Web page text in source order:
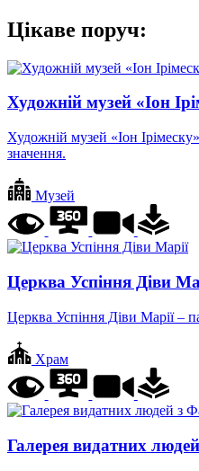
Цікаве поруч:
Художній музей «Іон
Художній музей «Іон
значення.
Музей
Церква Успіння Діви
Церква Успіння Діви Марії –
Храм
Галерея видатних